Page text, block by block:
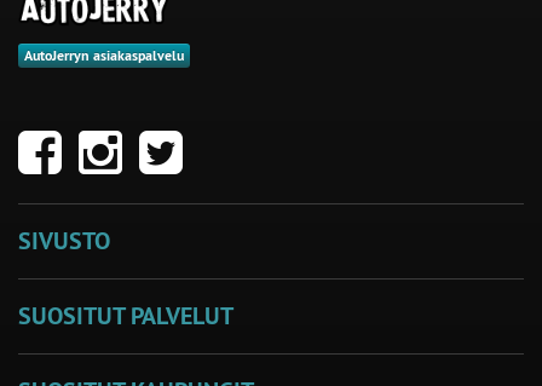
AutoJerryn asiakaspalvelu
SIVUSTO
SUOSITUT PALVELUT